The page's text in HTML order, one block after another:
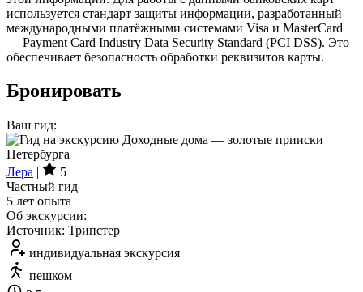
используется стандарт защиты информации, разработанный
международными платёжными системами Visa и MasterCard
— Payment Card Industry Data Security Standard (PCI DSS). Это
обеспечивает безопасность обработки реквизитов карты.
Бронировать
Ваш гид:
Лера |
5
Частный гид
5 лет опыта
Об экскурсии:
Источник: Трипстер
индивидуальная экскурсия
пешком